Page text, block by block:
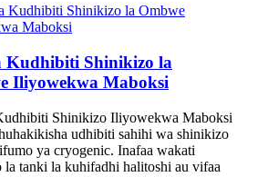
Kudhibiti Shinikizo la
Iliyowekwa Maboksi
Shinikizo Iliyowekwa Maboksi
udhibiti sahihi wa shinikizo
ya cryogenic. Inafaa wakati
la tanki la kuhifadhi halitoshi au vifaa